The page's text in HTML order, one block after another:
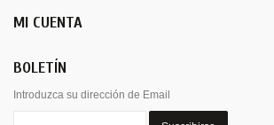
MI CUENTA
BOLETÍN
Introduzca su dirección de Email